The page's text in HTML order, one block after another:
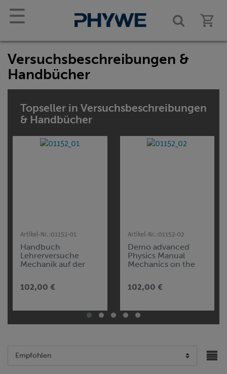
☰
Versuchsbeschreibungen &
Handbücher
Topseller in Versuchsbeschreibungen
& Handbücher
Artikel-Nr.:01152-01
Handbuch
Lehrerversuche
Mechanik auf der
(MT1)
102,00 €
Artikel-Nr.:01152-02
Demo advanced
Physics Manual
Mechanics on the
102,00 €